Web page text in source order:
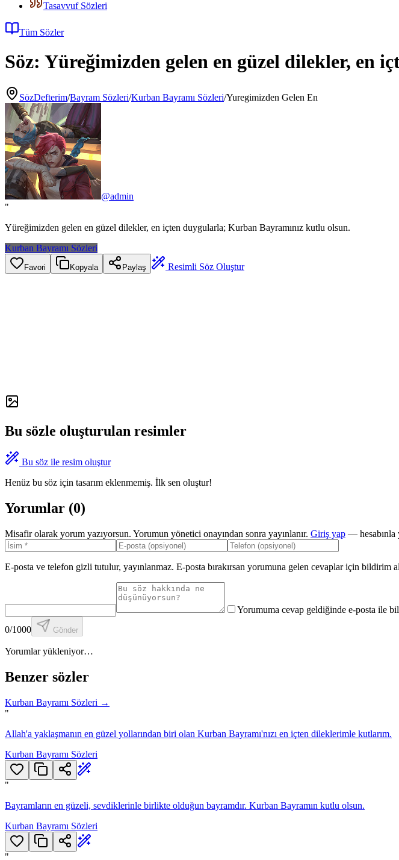
Tasavvuf Sözleri
Tüm Sözler
Söz: Yüreğimizden gelen en güzel dilekler, en
SözDefterim/Bayram Sözleri/Kurban Bayramı Sözleri/Yuregimizden Gelen En
@admin
"
Yüreğimizden gelen en güzel dilekler, en içten duygularla; Kurban Bayramınız kutlu olsun.
Kurban Bayramı Sözleri
Favori Kopyala Paylaş Resimli Söz Oluştur
Bu sözle oluşturulan resimler
Bu söz ile resim oluştur
Henüz bu söz için tasarım eklenmemiş. İlk sen oluştur!
Yorumlar (0)
Misafir olarak yorum yazıyorsun. Yorumun yönetici onayından sonra yayınlanır. Giriş yap — hesabınla
E-posta ve telefon gizli tutulur, yayınlanmaz. E-posta bırakırsan yorumuna gelen cevaplar için bildirim
Yorumuma cevap geldiğinde e-posta ile
0/1000 Gönder
Yorumlar yükleniyor…
Benzer sözler
Kurban Bayramı Sözleri →
"
Allah'a yaklaşmanın en güzel yollarından biri olan Kurban Bayramı'nızı en içten dileklerimle kutlarım.
Kurban Bayramı Sözleri
"
Bayramların en güzeli, sevdiklerinle birlikte olduğun bayramdır. Kurban Bayramın kutlu olsun.
Kurban Bayramı Sözleri
"